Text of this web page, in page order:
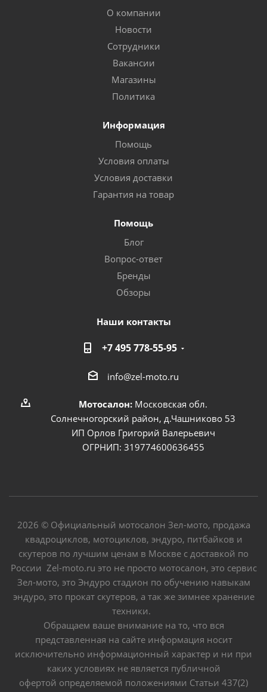
О компании
Новости
Сотрудники
Вакансии
Магазины
Политика
Информация
Помощь
Условия оплаты
Условия доставки
Гарантия на товар
Помощь
Блог
Вопрос-ответ
Бренды
Обзоры
Наши контакты
+7 495 778-55-95
info@zel-moto.ru
Мотосалон: Московская обл.
Солнечногорский район, д.Чашниково 53
ИП Орлов Григорий Валерьевич
ОГРНИП: 319774600636455
2026 © Официальный мотосалон Зел-мото, продажа
квадроциклов, мотоциклов, эндуро, питбайков и
скутеров по лучшим ценам в Москве с доставкой по
России Zel-moto.ru это не просто мотосалон, это сервис
Зел-мото, это Эндуро стадион по обучению навыкам
эндуро, это прокат скутеров, а так же зимнее хранение
техники.
Обращаем ваше внимание на то, что вся
представленная на сайте информация носит
исключительно информационный характер и ни при
каких условиях не является публичной
офертой определяемой положениями Статьи 437(2)